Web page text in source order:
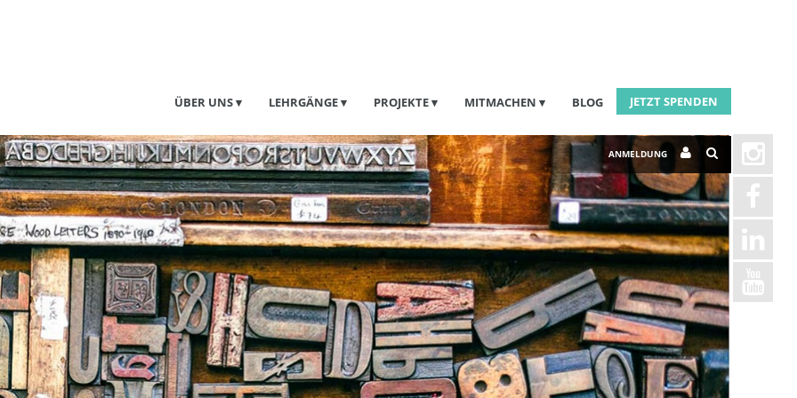
ÜBER UNS
LEHRGÄNGE PROJEKTE MITMACHEN BLOG JETZT SPENDEN
ANMELDUNG